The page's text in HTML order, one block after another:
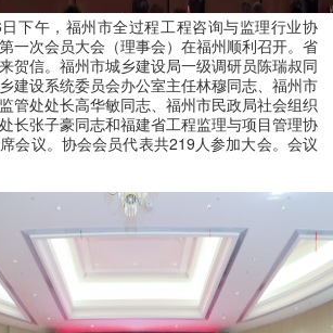
下午，福州市全过程工程咨询与监理行业协
一次会员大会（理事会）在福州顺利召开。省
贺信。福州市城乡建设局一级调研员陈瑞叔同
建设系统委员会办公室主任林穆同志、福州市
管处处长高华敏同志、福州市民政局社会组织
长张子豪同志和福建省工程监理与项目管理协
会议。协会会员代表共219人参加大会。会议